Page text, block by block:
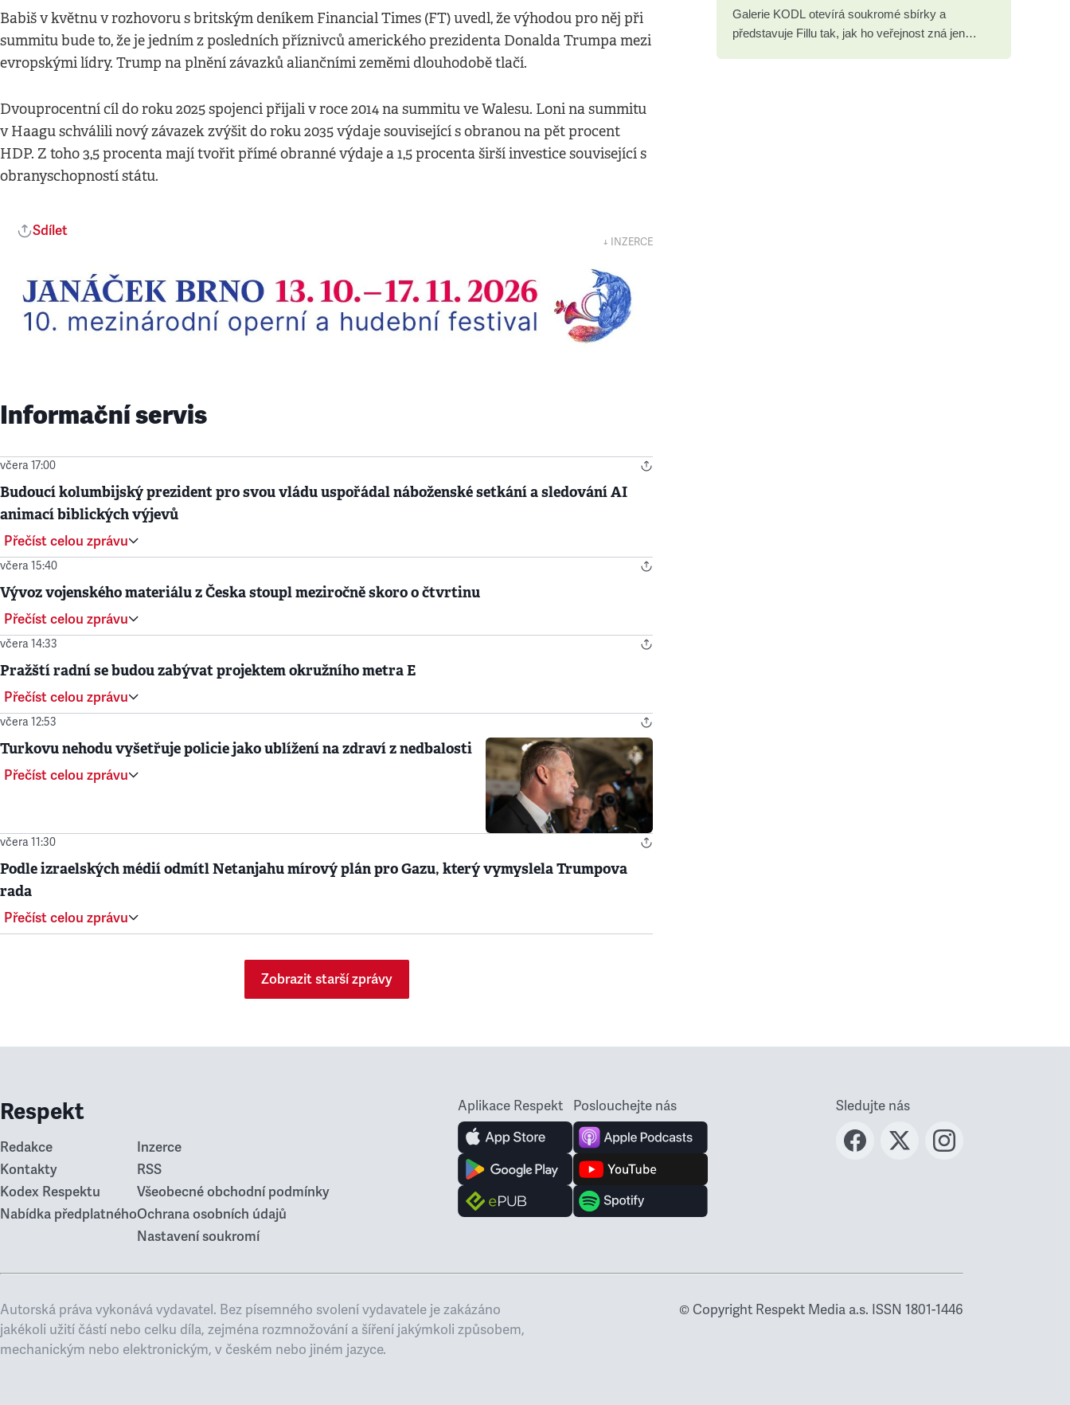
Babiš v květnu v rozhovoru s britským deníkem Financial Times (FT) uvedl, že výhodou pro něj při
summitu bude to, že je jedním z posledních příznivců amerického prezidenta Donalda Trumpa mezi
evropskými lídry. Trump na plnění závazků aliančními zeměmi dlouhodobě tlačí.
Dvouprocentní cíl do roku 2025 spojenci přijali v roce 2014 na summitu ve Walesu. Loni na summitu
v Haagu schválili nový závazek zvýšit do roku 2035 výdaje související s obranou na pět procent
HDP. Z toho 3,5 procenta mají tvořit přímé obranné výdaje a 1,5 procenta širší investice související s
obranyschopností státu.
Sdílet
↓ INZERCE
Informační servis
včera 17:00
Budoucí kolumbijský prezident pro svou vládu uspořádal náboženské setkání a sledování AI
animací biblických výjevů
Přečíst celou zprávu
včera 15:40
Vývoz vojenského materiálu z Česka stoupl meziročně skoro o čtvrtinu
Přečíst celou zprávu
včera 14:33
Pražští radní se budou zabývat projektem okružního metra E
Přečíst celou zprávu
včera 12:53
Turkovu nehodu vyšetřuje policie jako ublížení na zdraví z nedbalosti
Přečíst celou zprávu
včera 11:30
Podle izraelských médií odmítl Netanjahu mírový plán pro Gazu, který vymyslela Trumpova
rada
Přečíst celou zprávu
Zobrazit starší zprávy
Galerie KODL otevírá soukromé sbírky a
představuje Fillu tak, jak ho veřejnost zná jen
Respekt
Redakce
Kontakty
Kodex Respektu
Nabídka předplatného
Inzerce
RSS
Všeobecné obchodní podmínky
Ochrana osobních údajů
Nastavení soukromí
Aplikace Respekt Poslouchejte nás Sledujte nás
Autorská práva vykonává vydavatel. Bez písemného svolení vydavatele je zakázáno
jakékoli užití částí nebo celku díla, zejména rozmnožování a šíření jakýmkoli způsobem,
mechanickým nebo elektronickým, v českém nebo jiném jazyce.
© Copyright Respekt Media a.s. ISSN 1801-1446